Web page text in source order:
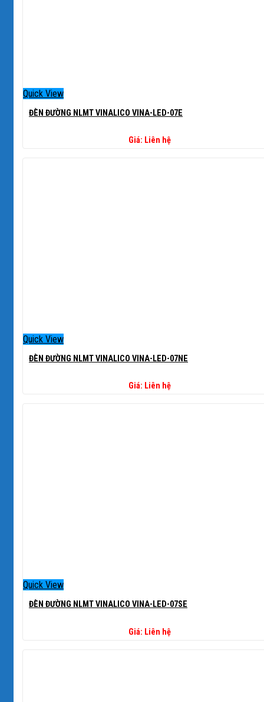
Quick View
ĐÈN ĐƯỜNG NLMT VINALICO VINA-LED-07E
Giá: Liên hệ
Quick View
ĐÈN ĐƯỜNG NLMT VINALICO VINA-LED-07NE
Giá: Liên hệ
Quick View
ĐÈN ĐƯỜNG NLMT VINALICO VINA-LED-07SE
Giá: Liên hệ